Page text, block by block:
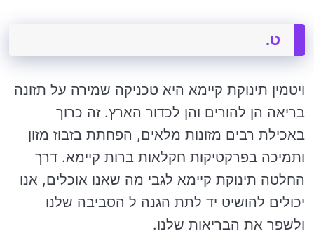
ט.
ויטמין תינוקת קיימא היא טכניקה שמירה על תזונה
בריאה הן להורים והן לכדור הארץ. זה כרוך
באכילת רבים מזונות מלאים, הפחתת בזבוז מזון
ותמיכה בפרקטיקות חקלאות ברות קיימא. דרך
החלטה תינוקת קיימא לגבי מה שאנו אוכלים, אנו
יכולים להושיט יד לתת הגנה ל הסביבה שלנו
ולשפר את הבריאות שלנו.